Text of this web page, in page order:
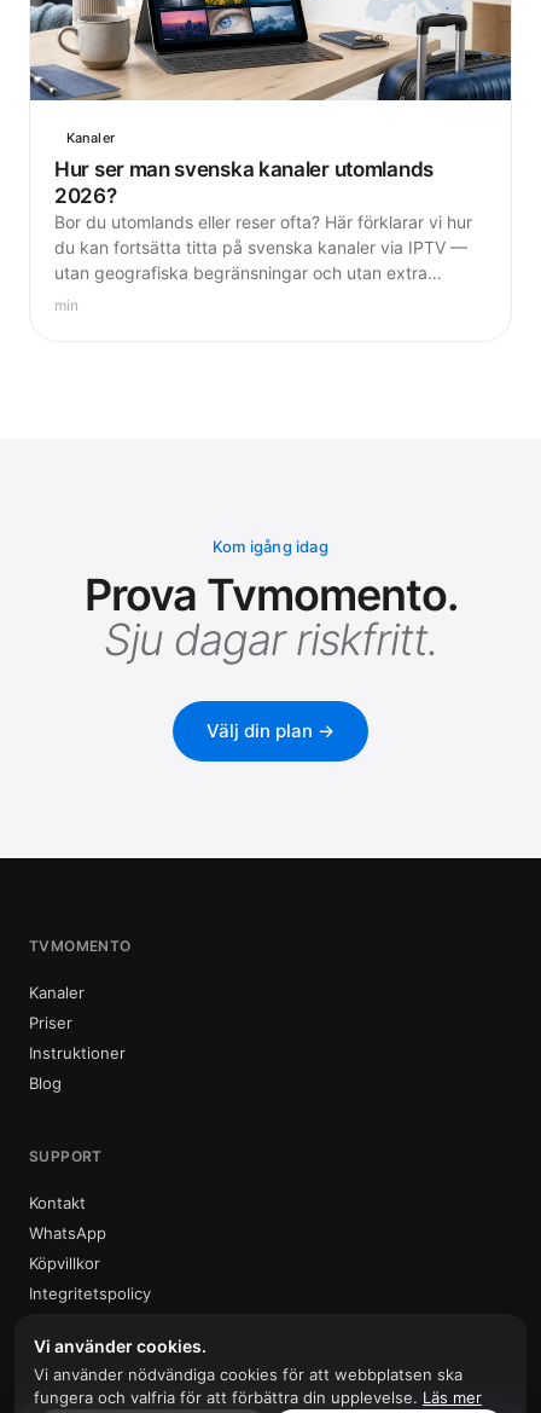
Kanaler
Hur ser man svenska kanaler utomlands
2026?
Bor du utomlands eller reser ofta? Här förklarar vi hur
du kan fortsätta titta på svenska kanaler via IPTV —
utan geografiska begränsningar och utan extra
kostnad.
min
Kom igång idag
Prova Tvmomento.
Sju dagar riskfritt.
Välj din plan →
TVMOMENTO
Kanaler
Priser
Instruktioner
Blog
SUPPORT
Kontakt
WhatsApp
Köpvillkor
Integritetspolicy
© 2026 Tvmomento. Alla rättigheter förbehållna.
Vi använder cookies.
Vi använder nödvändiga cookies för att webbplatsen ska
fungera och valfria för att förbättra din upplevelse. Läs mer